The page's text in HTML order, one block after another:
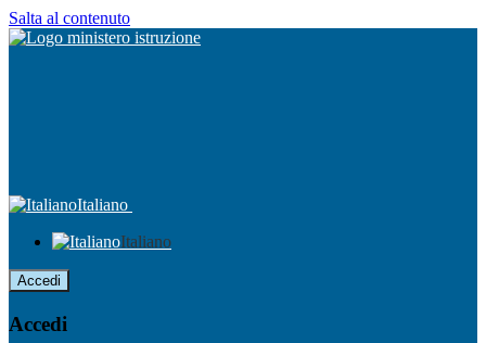
Salta al contenuto
Italiano
Italiano
Accedi
Accedi